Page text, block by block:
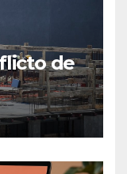
de
el